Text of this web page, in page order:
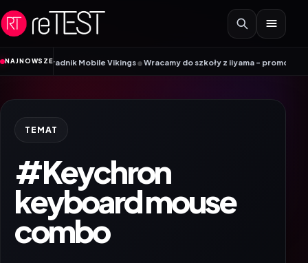
Przejdź do treści
NAJNOWSZE
Poradnik Mobile Vikings•Wracamy do szkoły z iiyama – promocja Back to
TEMAT
#Keychron
keyboard mouse
combo